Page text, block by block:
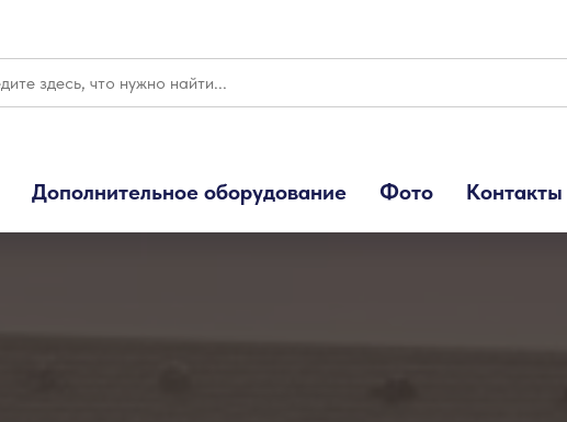
Дополнительное оборудование Фото Контакты